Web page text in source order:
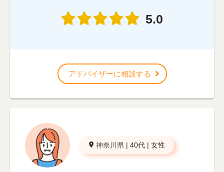
5.0
アドバイザーに相談する
神奈川県 | 40代 | 女性